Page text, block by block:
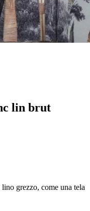
lin brut
grezzo, come una tela